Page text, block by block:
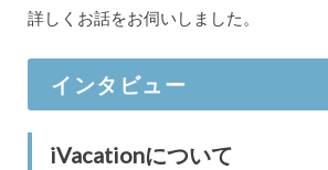
詳しくお話をお伺いしました。
インタビュー
iVacationについて